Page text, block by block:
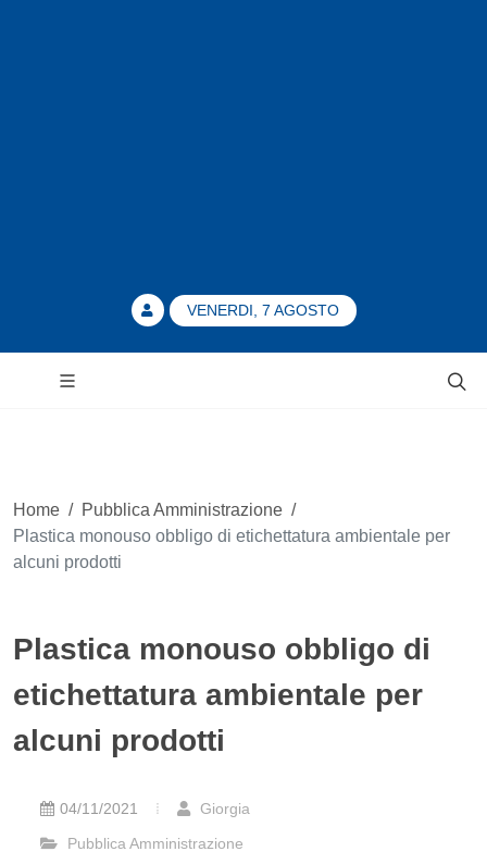
VENERDI, 7 AGOSTO
Home / Pubblica Amministrazione /
Plastica monouso obbligo di etichettatura ambientale per
alcuni prodotti
Plastica monouso obbligo di
etichettatura ambientale per
alcuni prodotti
04/11/2021
Giorgia
Pubblica Amministrazione